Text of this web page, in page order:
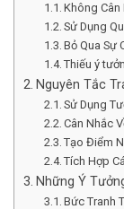
Không Cân
Sử Dụng
Bỏ Qua Sự
Thiếu ý
Nguyên Tắc
Sử Dụng
Cân Nhắc
Tạo Điểm
Tích Hợp
Những Ý
Bức Tranh